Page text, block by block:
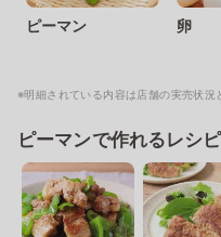
ピーマン 卵
※明細されている内容は店舗の実売状況
ピーマンで作れるレシピ